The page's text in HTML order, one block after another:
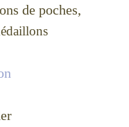
de poches,